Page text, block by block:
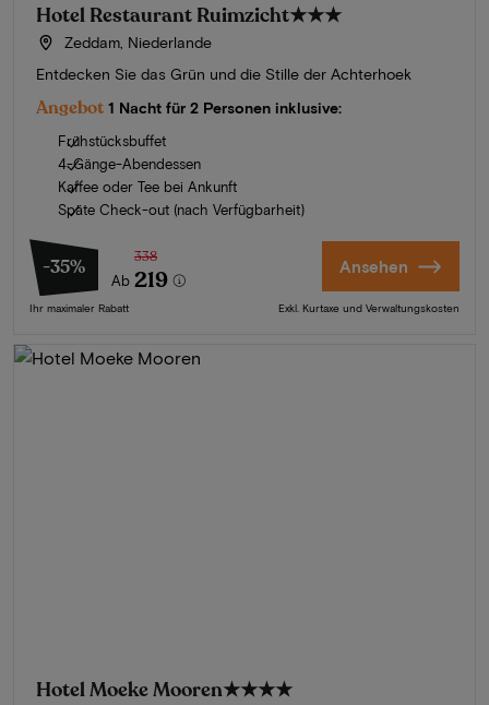
Hotel Restaurant Ruimzicht★★★
Zeddam, Niederlande
Entdecken Sie das Grün und die Stille der Achterhoek
Angebot 1 Nacht für 2 Personen inklusive:
Frühstücksbuffet
4-Gänge-Abendessen
Kaffee oder Tee bei Ankunft
Späte Check-out (nach Verfügbarheit)
-35%
Ab
338
219
Ihr maximaler Rabatt
Ansehen
Exkl. Kurtaxe und Verwaltungskosten
Hotel Moeke Mooren★★★★